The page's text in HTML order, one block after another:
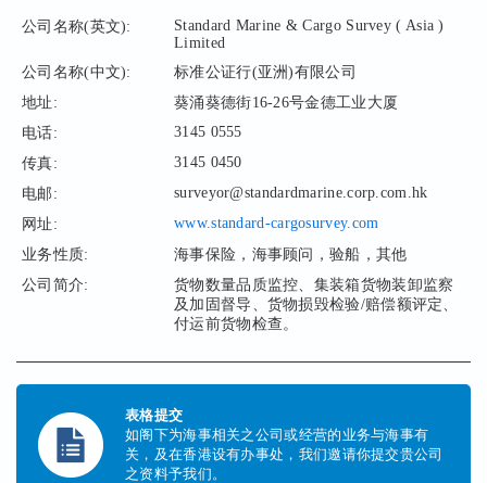
公司名称(英文):
Standard Marine & Cargo Survey ( Asia )
Limited
公司名称(中文):
标准公证行(亚洲)有限公司
地址:
葵涌葵德街16-26号金德工业大厦
电话:
3145 0555
传真:
3145 0450
电邮:
surveyor@standardmarine.corp.com.hk
网址:
www.standard-cargosurvey.com
业务性质:
海事保险，海事顾问，验船，其他
公司简介:
货物数量品质监控、集装箱货物装卸监察
及加固督导、货物损毁检验/赔偿额评定、
付运前货物检查。
表格提交
如阁下为海事相关之公司或经营的业务与海事有
关，及在香港设有办事处，我们邀请你提交贵公司
之资料予我们。